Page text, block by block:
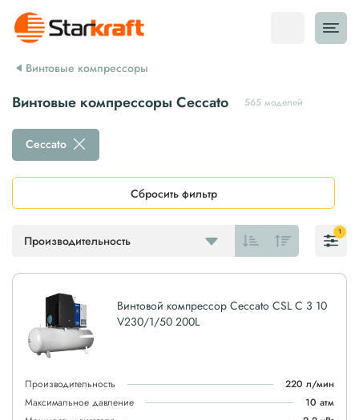
Винтовые компрессоры
Винтовые компрессоры Ceccato 565 моделей
Производительность
Ceccato
Сбросить фильтр
1
Винтовой компрессор Ceccato CSL C 3 10
V230/1/50 200L
Производительность
220 л/мин
Максимальное давление
10 атм